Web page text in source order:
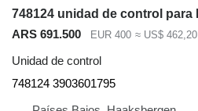
ARS 691.500 EUR 400 ≈ US$ 462,20
Unidad de control
748124 3903601795